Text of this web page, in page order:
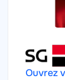
Ouvrez